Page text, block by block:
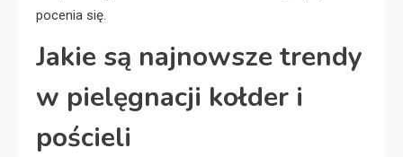
pocenia się.
Jakie są najnowsze trendy
w pielęgnacji kołder i
pościeli